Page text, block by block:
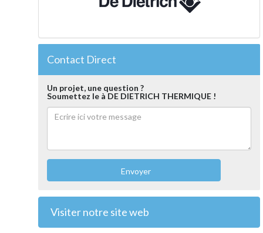
Contact Direct
Un projet, une question ?
Soumettez le à DE DIETRICH THERMIQUE !
Envoyer
Visiter notre site web